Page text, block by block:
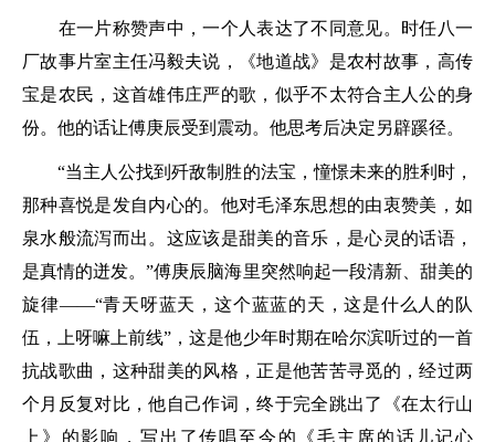
在一片称赞声中，一个人表达了不同意见。时任八一
厂故事片室主任冯毅夫说，《地道战》是农村故事，高传
宝是农民，这首雄伟庄严的歌，似乎不太符合主人公的身
份。他的话让傅庚辰受到震动。他思考后决定另辟蹊径。
“当主人公找到歼敌制胜的法宝，憧憬未来的胜利时，
那种喜悦是发自内心的。他对毛泽东思想的由衷赞美，如
泉水般流泻而出。这应该是甜美的音乐，是心灵的话语，
是真情的迸发。”傅庚辰脑海里突然响起一段清新、甜美的
旋律——“青天呀蓝天，这个蓝蓝的天，这是什么人的队
伍，上呀嘛上前线”，这是他少年时期在哈尔滨听过的一首
抗战歌曲，这种甜美的风格，正是他苦苦寻觅的，经过两
个月反复对比，他自己作词，终于完全跳出了《在太行山
上》的影响，写出了传唱至今的《毛主席的话儿记心